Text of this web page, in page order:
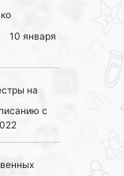
10 января
на
с